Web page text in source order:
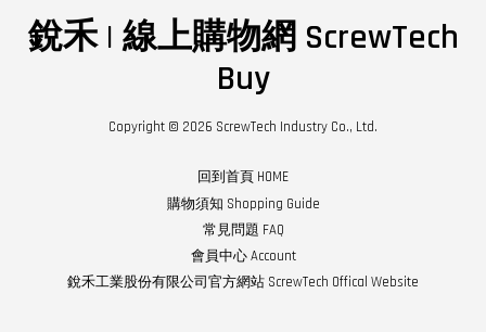
銳禾 | 線上購物網 ScrewTech
Buy
Copyright © 2026 ScrewTech Industry Co., Ltd.
回到首頁 HOME
購物須知 Shopping Guide
常見問題 FAQ
會員中心 Account
銳禾工業股份有限公司官方網站 ScrewTech Offical Website